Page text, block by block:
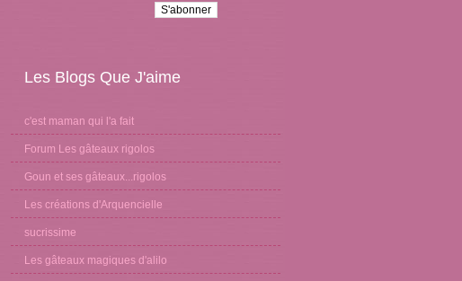
Les Blogs Que J'aime
c'est maman qui l'a fait
Forum Les gâteaux rigolos
Goun et ses gâteaux...rigolos
Les créations d'Arquencielle
sucrissime
Les gâteaux magiques d'alilo